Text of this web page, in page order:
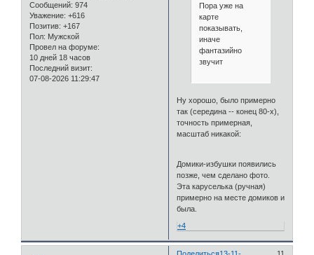
Сообщений: 974
Уважение: +616
Позитив: +167
Пол: Мужской
Провел на форуме:
10 дней 18 часов
Последний визит:
07-08-2026 11:29:47
Пора уже на
карте
показывать,
иначе
фантазийно
звучит
Ну хорошо, было примерно
так (середина -- конец 80-х),
точность примерная,
масштаб никакой:
Домики-избушки появились
позже, чем сделано фото.
Эта каруселька (ручная)
примерно на месте домиков и
была.
+4